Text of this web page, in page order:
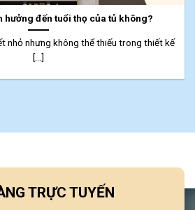
hưởng đến tuổi thọ của tủ không?
nhỏ nhưng không thể thiếu trong thiết kế
[...]
TRỰC TUYẾN